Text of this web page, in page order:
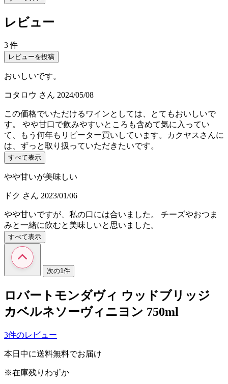
レビュー
3 件
レビューを投稿
おいしいです。
コタロウ さん 2024/05/08
この価格でいただけるワインとしては、とてもおいしいで
す。 やや甘口で飲みやすいところも含めて気に入ってい
て、もう何年もリピーター買いしています。カクヤスさんに
は、ずっと取り扱っていただきたいです。
すべて表示
やや甘いが美味しい
ドク さん 2023/01/06
やや甘いですが、私の口には合いました。 チーズやおつま
みと一緒に飲むと美味しいと思いました。
すべて表示
次の1件
ロバートモンダヴィ ウッドブリッジ
カベルネソーヴィニヨン 750ml
3件のレビュー
本日中に送料無料でお届け
※在庫残りわずか